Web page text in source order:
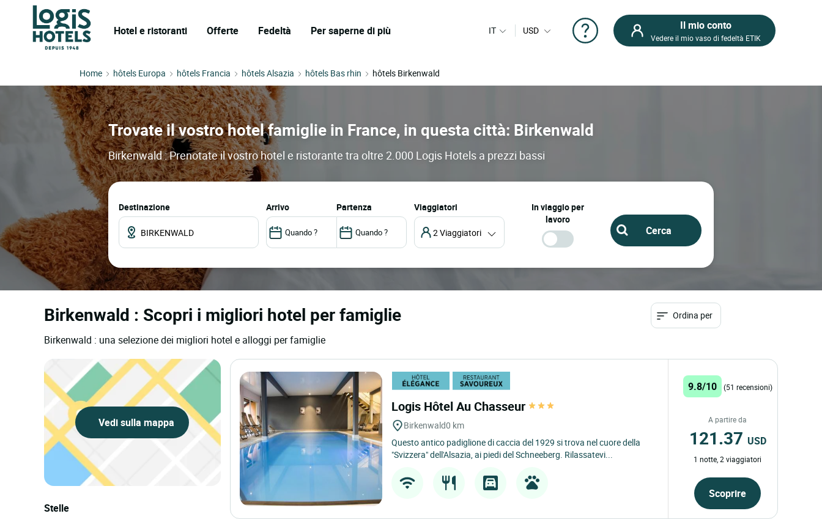
Hotel e ristoranti Offerte Fedeltà Per saperne di più IT USD Il mio conto
Vedere il mio vaso di fedeltà ETIK
Home hôtels Europa hôtels Francia hôtels Alsazia hôtels Bas rhin hôtels Birkenwald
Trovate il vostro hotel famiglie in France, in questa città: Birkenwald
Birkenwald : Prenotate il vostro hotel e ristorante tra oltre 2.000 Logis Hotels a prezzi bassi
Destinazione arrivo partenza Viaggiatori
2 Viaggiatori
In viaggio per
lavoro
Birkenwald : Scopri i migliori hotel per famiglie
Birkenwald : una selezione dei migliori hotel e alloggi per famiglie
Ordina per
Vedi sulla mappa
Stelle
Logis Hôtel Au Chasseur
Birkenwald0 km
Questo antico padiglione di caccia del 1929 si trova nel cuore della
"Svizzera" dell'Alsazia, ai piedi del Schneeberg. Rilassatevi...
9.8/10 (51 recensioni)
A partire da
121.37 USD
1 notte, 2 viaggiatori
Scoprire